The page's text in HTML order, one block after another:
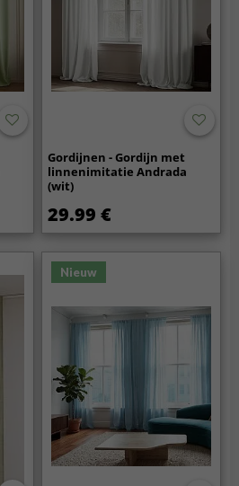
Gordijnen - Gordijn met
linnenimitatie Andrada
(wit)
29.99 €
Nieuw